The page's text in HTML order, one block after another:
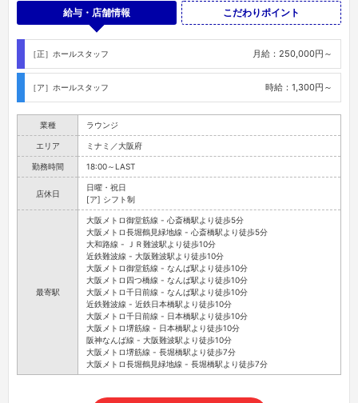
給与・店舗情報 こだわりポイント
［正］ホールスタッフ 月給：250,000円～
［ア］ホールスタッフ 時給：1,300円～
業種 ラウンジ
エリア ミナミ／大阪府
勤務時間 18:00～LAST
店休日
日曜・祝日
[ア] シフト制
最寄駅
大阪メトロ御堂筋線 - 心斎橋駅より徒歩5分
大阪メトロ長堀鶴見緑地線 - 心斎橋駅より徒歩5分
大和路線 - ＪＲ難波駅より徒歩10分
近鉄難波線 - 大阪難波駅より徒歩10分
大阪メトロ御堂筋線 - なんば駅より徒歩10分
大阪メトロ四つ橋線 - なんば駅より徒歩10分
大阪メトロ千日前線 - なんば駅より徒歩10分
近鉄難波線 - 近鉄日本橋駅より徒歩10分
大阪メトロ千日前線 - 日本橋駅より徒歩10分
大阪メトロ堺筋線 - 日本橋駅より徒歩10分
阪神なんば線 - 大阪難波駅より徒歩10分
大阪メトロ堺筋線 - 長堀橋駅より徒歩7分
大阪メトロ長堀鶴見緑地線 - 長堀橋駅より徒歩7分